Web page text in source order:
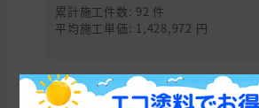
累計施工件数: 92 件
平均施工単価: 1,428,972 円